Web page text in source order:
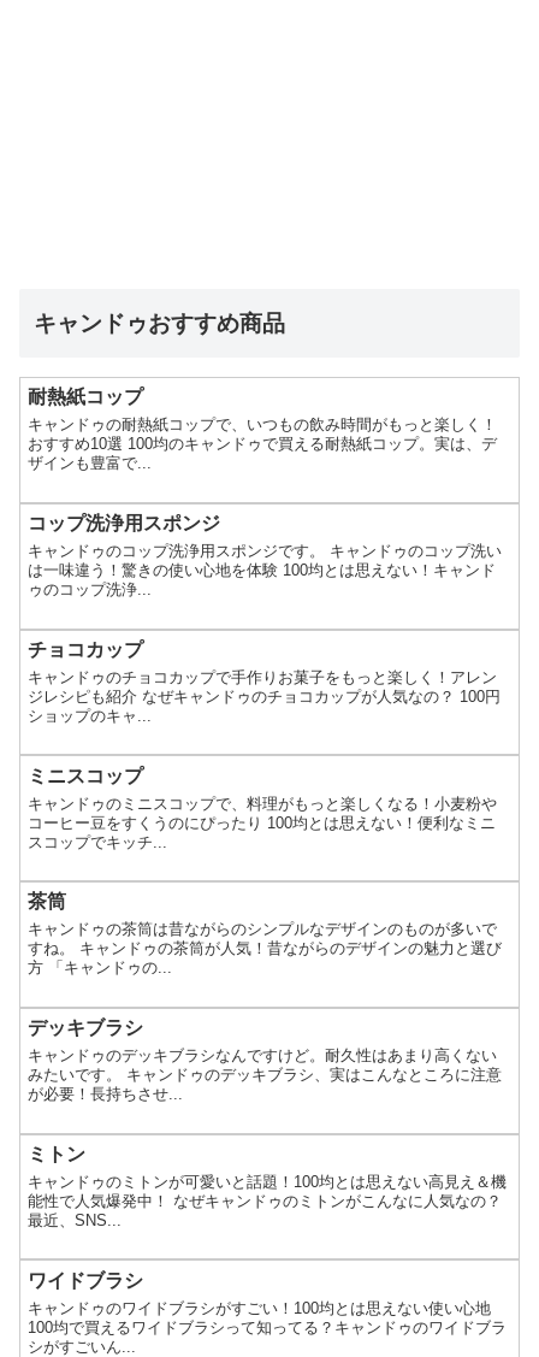
キャンドゥおすすめ商品
耐熱紙コップ
キャンドゥの耐熱紙コップで、いつもの飲み時間がもっと楽しく！
おすすめ10選 100均のキャンドゥで買える耐熱紙コップ。実は、デ
ザインも豊富で...
コップ洗浄用スポンジ
キャンドゥのコップ洗浄用スポンジです。 キャンドゥのコップ洗い
は一味違う！驚きの使い心地を体験 100均とは思えない！キャンド
ゥのコップ洗浄...
チョコカップ
キャンドゥのチョコカップで手作りお菓子をもっと楽しく！アレン
ジレシピも紹介 なぜキャンドゥのチョコカップが人気なの？ 100円
ショップのキャ...
ミニスコップ
キャンドゥのミニスコップで、料理がもっと楽しくなる！小麦粉や
コーヒー豆をすくうのにぴったり 100均とは思えない！便利なミニ
スコップでキッチ...
茶筒
キャンドゥの茶筒は昔ながらのシンプルなデザインのものが多いで
すね。 キャンドゥの茶筒が人気！昔ながらのデザインの魅力と選び
方 「キャンドゥの...
デッキブラシ
キャンドゥのデッキブラシなんですけど。耐久性はあまり高くない
みたいです。 キャンドゥのデッキブラシ、実はこんなところに注意
が必要！長持ちさせ...
ミトン
キャンドゥのミトンが可愛いと話題！100均とは思えない高見え＆機
能性で人気爆発中！ なぜキャンドゥのミトンがこんなに人気なの？
最近、SNS...
ワイドブラシ
キャンドゥのワイドブラシがすごい！100均とは思えない使い心地
100均で買えるワイドブラシって知ってる？キャンドゥのワイドブラ
シがすごいん...